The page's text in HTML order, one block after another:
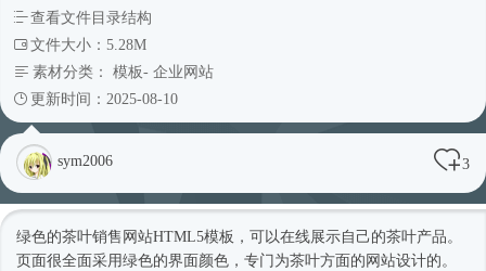
查看文件目录结构
文件大小：5.28M
素材分类： 模板- 企业网站
更新时间：2025-08-10
sym2006 3
绿色的茶叶销售网站HTML5模板，可以在线展示自己的茶叶产品。
页面很全面采用绿色的界面颜色，专门为茶叶方面的网站设计的。